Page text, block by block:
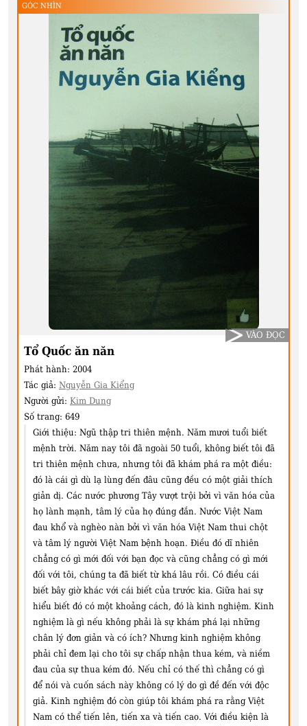
GÓC NHÌN
Tổ Quốc ăn năn
Phát hành: 2004
Tác giả: Nguyễn Gia Kiểng
Người gửi: Kim Dung
Số trang: 649
Giới thiệu: Ngũ thập tri thiên mệnh. Năm mươi tuổi biết
mệnh trời. Năm nay tôi đã ngoài 50 tuổi, không biết tôi đã
tri thiên mệnh chưa, nhưng tôi đã khám phá ra một điều:
đó là cái gì dù lạ lùng đến đâu cũng đều có một giải thích
giản dị. Các nước phương Tây vượt trội bởi vì văn hóa của
họ lành mạnh, tâm lý của họ đúng đắn. Nước Việt Nam
đau khổ và nghèo nàn bởi vì văn hóa Việt Nam thui chột
và tâm lý người Việt Nam bệnh hoạn. Điều đó dĩ nhiên
chẳng có gì mới đối với bạn đọc và cũng chẳng có gì mới
đối với tôi, chúng ta đã biết từ khá lâu rồi. Có điều cái
biết bây giờ khác với cái biết của trước kia. Giữa hai sự
hiểu biết đó có một khoảng cách, đó là kinh nghiệm. Kinh
nghiệm là gì nếu không phải là sự khám phá lại những
chân lý đơn giản và có ích? Nhưng kinh nghiệm không
phải chỉ đem lại cho tôi sự chấp nhận thua kém, và niềm
đau của sự thua kém đó. Nếu chỉ có thế thì chẳng có gì
để nói và cuốn sách này không có lý do gì đề đến với độc
giả. Kinh nghiệm đó còn giúp tôi khám phá ra rằng Việt
Nam có thể tiến lên, tiến xa và tiến cao. Với điều kiện là
VÀO ĐỌC